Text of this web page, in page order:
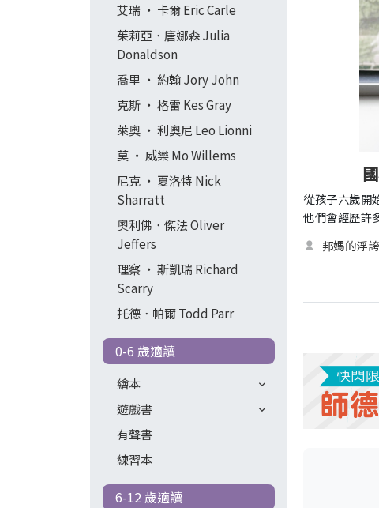
艾瑞 ‧ 卡爾 Eric Carle
茱莉亞．唐娜森 Julia
Donaldson
喬里 ‧ 約翰 Jory John
克斯 ‧ 格雷 Kes Gray
萊奧 ‧ 利奧尼 Leo Lionni
莫 ‧ 威樂 Mo Willems
尼克 ‧ 夏洛特 Nick
Sharratt
奧利佛．傑法 Oliver
Jeffers
理察 ‧ 斯凱瑞 Richard
Scarry
托德．帕爾 Todd Parr
0-6 歲適讀
繪本
遊戲書
有聲書
練習本
6-12 歲適讀
從孩子六歲開
他們會經歷許
邦媽的浮